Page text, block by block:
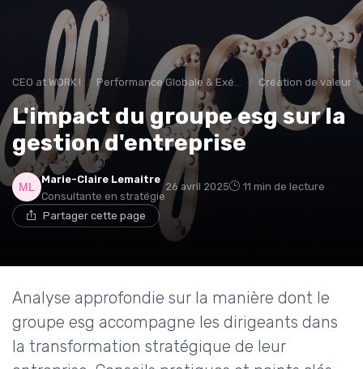
CEO at WORK ! Performance Globale & Exécution Création de valeur
L'impact du groupe esg sur la
gestion d'entreprise
Marie-Claire Lemaitre
Consultante en stratégie
26 avril 2025 11 min de lecture
Partager cette page
Analyse approfondie sur la manière dont le
groupe esg accompagne les dirigeants dans
la transformation stratégique de leur